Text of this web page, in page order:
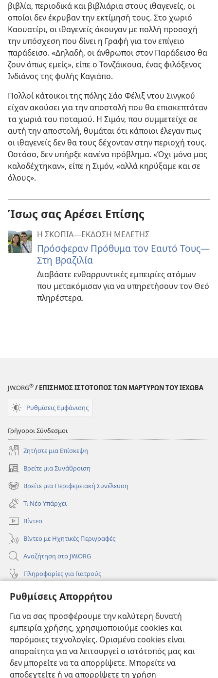
Ρυθμίσεις Απορρήτου
Για να σας προσφέρουμε την καλύτερη δυνατή
εμπειρία χρήσης, χρησιμοποιούμε cookies και
παρόμοιες τεχνολογίες. Ορισμένα cookies είναι
απαραίτητα για να λειτουργεί ο ιστότοπός μας και
δεν μπορείτε να τα απορρίψετε. Μπορείτε να
αποδεχτείτε ή να απορρίψετε τη χρήση
βιβλία, περιοδικά και βιβλιάρια στους ιθαγενείς, οι
οποίοι δεν έκρυβαν την εκτίμησή τους. Στο χωριό
Καουατίρι, οι ιθαγενείς άκουγαν με πολλή προσοχή
την υπόσχεση που δίνει η Γραφή για τον επίγειο
παράδεισο. «Δηλαδή, οι άνθρωποι στον Παράδεισο θα
ζουν όπως εμείς», είπε ο Τονζάικουα, ένας φιλόξενος
Ινδιάνος της φυλής Καγιάπο.
Πολλοί κάτοικοι της πόλης Σάο Φέλιξ ντου Σινγκού
είχαν ακούσει για την αποστολή που θα επισκεπτόταν
τα χωριά του ποταμού. Η Σιμόν, που συμμετείχε σε
αυτή την αποστολή, θυμάται ότι κάποιοι έλεγαν πως
οι ιθαγενείς δεν θα τους δέχονταν στην περιοχή τους.
Ωστόσο, δεν υπήρξε κανένα πρόβλημα. «Όχι μόνο μας
καλοδέχτηκαν», είπε η Σιμόν, «αλλά κηρύξαμε και σε
όλους».
Ίσως σας Αρέσει Επίσης
Η ΣΚΟΠΙΑ—ΕΚΔΟΣΗ ΜΕΛΕΤΗΣ
Πρόσφεραν Πρόθυμα τον Εαυτό Τους—
Στη Βραζιλία
Διαβάστε ενθαρρυντικές εμπειρίες ατόμων
που μετακόμισαν για να υπηρετήσουν τον Θεό
πληρέστερα.
JW.ORG® / ΕΠΙΣΗΜΟΣ ΙΣΤΟΤΟΠΟΣ ΤΩΝ ΜΑΡΤΥΡΩΝ ΤΟΥ ΙΕΧΩΒΑ
Ρυθμίσεις Εμφάνισης
Γρήγοροι Σύνδεσμοι
Ζητήστε μια Επίσκεψη
Βρείτε μια Συνάθροιση
(ανοίγει
νέο
παράθυρο)
Βρείτε μια Περιφερειακή Συνέλευση
(ανοίγει
νέο
παράθυρο)
Τι Νέο Υπάρχει
Βίντεο
Βίντεο με Ηχητικές Περιγραφές
Αναζήτηση στο JW.ORG
Πληροφορίες για Γιατρούς
Πληροφορίες για Επίσημους Φορείς και ΜΜΕ
Συνεισφορές
(ανοίγει
παράθυρο)ΔΙΑΔΙΚΤΥΑΚΗ ΒΙΒΛΙΟΘΗΚΗ της Σκοπιάς™
(ανοίγει
νέο